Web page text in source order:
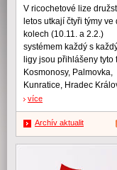
V ricochetové lize
letos utkají čtyři týmy ve
kolech (10.11. a 2.2.)
systémem každý s
ligy jsou přihlášeny tyto
Kosmonosy, Palmovka,
Kunratice, Hradec
více
Archív aktualit